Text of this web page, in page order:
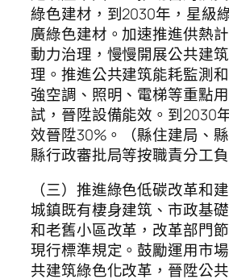
綠色建材，到2030年，星級
廣綠色建材。加速推進供熱
動力治理，慢慢開展公共建
理。推進公共建筑能耗監測
強空調、照明、電梯等重點
試，晉陞設備能效。到2030
效晉陞30%。（縣住建局、
縣行政審批局等按職責分工負
（三）推進綠色低碳改革和
城鎮既有棲身建筑、市政基
和老舊小區改革，改革部門
現行標準規定。鼓勵運用市
共建筑綠色化改革，晉陞公